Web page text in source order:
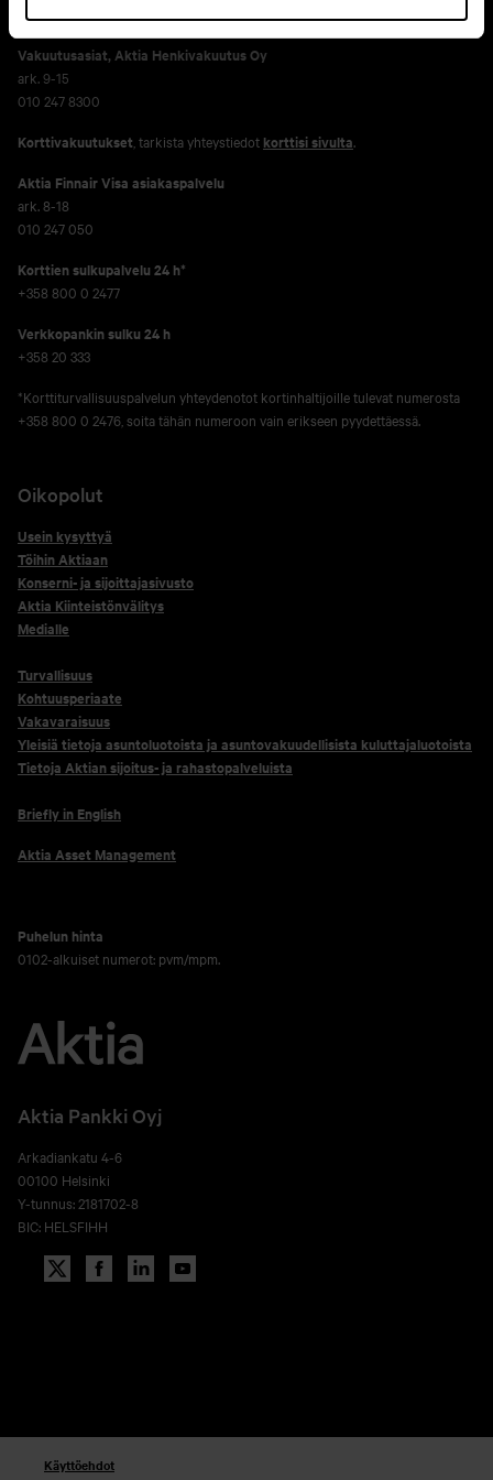
010 247 6700
Vakuutusasiat, Aktia Henkivakuutus Oy
ark. 9-15
010 247 8300
Korttivakuutukset , tarkista yhteystiedot korttisi sivulta.
Aktia Finnair Visa asiakaspalvelu
ark. 8-18
010 247 050
Korttien sulkupalvelu 24 h*
+358 800 0 2477
Verkko­pankin sulku 24 h
+358 20 333
*Korttiturvallisuuspalvelun yhteydenotot kortinhaltijoille tulevat numerosta
+358 800 0 2476, soita tähän numeroon vain erikseen pyydettäessä.
Oikopolut
Usein kysyttyä
Töihin Aktiaan
Konserni- ja sijoittajasivusto
Aktia Kiinteistönvälitys
Medialle
Turvallisuus
Kohtuusperiaate
Vakavaraisuus
Yleisiä tietoja asuntoluotoista ja asuntovakuudellisista kuluttajaluotoista
Tietoja Aktian sijoitus- ja rahastopalveluista
Briefly in English
Aktia Asset Management
Puhelun hinta
0102-alkuiset numerot: pvm/mpm.
Aktia Pankki Oyj
Arkadiankatu 4-6
00100 Helsinki
Y-tunnus: 2181702-8
BIC: HELSFIHH
Käyttöehdot